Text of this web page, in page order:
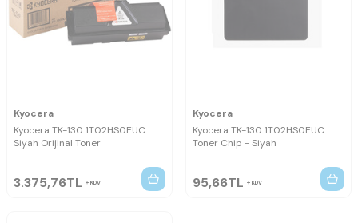
Kyocera
Kyocera TK-130 1T02HS0EUC
Siyah Orijinal Toner
3.375,76TL KDV
Kyocera
Kyocera TK-130 1T02HS0EUC
Toner Chip - Siyah
95,66TL KDV